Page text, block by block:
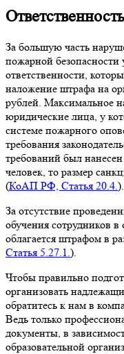
Ответственность
За большую часть
пожарной
ответственности,
наложение штрафа на
рублей. Максимальное
юридические лица, у
системе пожарного
требования
требований был
человек, то размер
(КоАП РФ, Статья 20.4.).
За отсутствие
обучения сотрудников в
облагается штрафом в
Статья 5.27.1.).
Чтобы правильно
организовать
обратитесь к нам в
Ведь только
документы, в
образовательной